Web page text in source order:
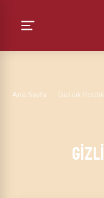
Ana Sayfa Gizlilik